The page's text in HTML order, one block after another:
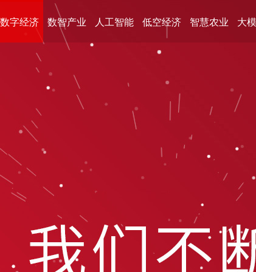
数字经济 数智产业 人工智能 低空经济 智慧农业 大